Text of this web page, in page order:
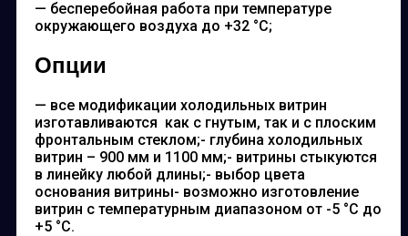
— бесперебойная работа при температуре
окружающего воздуха до +32 °С;
Опции
— все модификации холодильных витрин
изготавливаются как с гнутым, так и с плоским
фронтальным стеклом;- глубина холодильных
витрин – 900 мм и 1100 мм;- витрины стыкуются
в линейку любой длины;- выбор цвета
основания витрины- возможно изготовление
витрин с температурным диапазоном от -5 °С до
+5 °С.